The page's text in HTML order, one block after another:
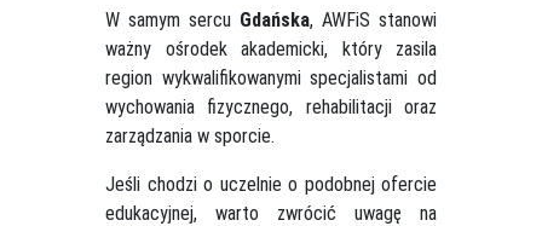
W samym sercu Gdańska, AWFiS stanowi
ważny ośrodek akademicki, który zasila
region wykwalifikowanymi specjalistami od
wychowania fizycznego, rehabilitacji oraz
zarządzania w sporcie.
Jeśli chodzi o uczelnie o podobnej ofercie
edukacyjnej, warto zwrócić uwagę na